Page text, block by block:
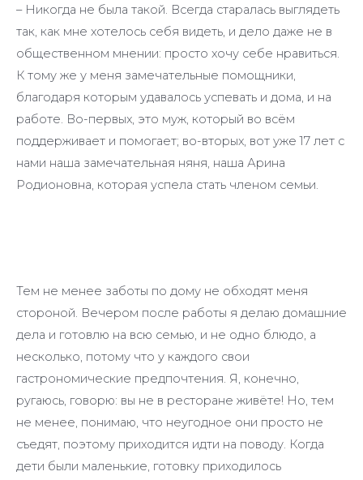
– Никогда не была такой. Всегда старалась выглядеть
так, как мне хотелось себя видеть, и дело даже не в
общественном мнении: просто хочу себе нравиться.
К тому же у меня замечательные помощники,
благодаря которым удавалось успевать и дома, и на
работе. Во-первых, это муж, который во всём
поддерживает и помогает; во-вторых, вот уже 17 лет с
нами наша замечательная няня, наша Арина
Родионовна, которая успела стать членом семьи.
Тем не менее заботы по дому не обходят меня
стороной. Вечером после работы я делаю домашние
дела и готовлю на всю семью, и не одно блюдо, а
несколько, потому что у каждого свои
гастрономические предпочтения. Я, конечно,
ругаюсь, говорю: вы не в ресторане живёте! Но, тем
не менее, понимаю, что неугодное они просто не
съедят, поэтому приходится идти на поводу. Когда
дети были маленькие, готовку приходилось